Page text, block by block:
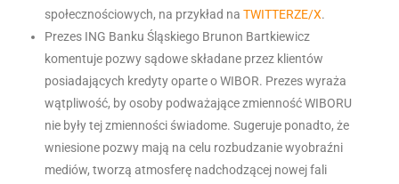
społecznościowych, na przykład na TWITTERZE/X.
Prezes ING Banku Śląskiego Brunon Bartkiewicz
komentuje pozwy sądowe składane przez klientów
posiadających kredyty oparte o WIBOR. Prezes wyraża
wątpliwość, by osoby podważające zmienność WIBORU
nie były tej zmienności świadome. Sugeruje ponadto, że
wniesione pozwy mają na celu rozbudzanie wyobraźni
mediów, tworzą atmosferę nadchodzącej nowej fali